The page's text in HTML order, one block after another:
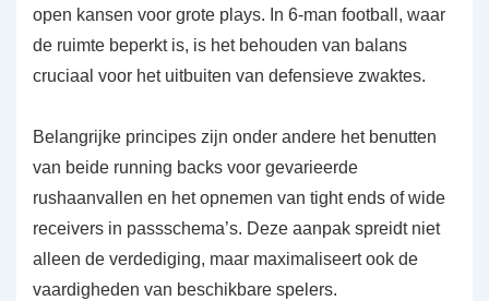
open kansen voor grote plays. In 6-man football, waar
de ruimte beperkt is, is het behouden van balans
cruciaal voor het uitbuiten van defensieve zwaktes.
Belangrijke principes zijn onder andere het benutten
van beide running backs voor gevarieerde
rushaanvallen en het opnemen van tight ends of wide
receivers in passschema’s. Deze aanpak spreidt niet
alleen de verdediging, maar maximaliseert ook de
vaardigheden van beschikbare spelers.